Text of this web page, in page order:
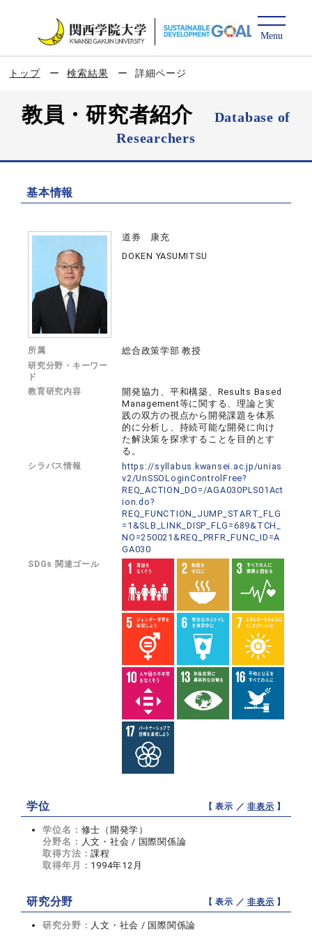
トップ 検索結果 詳細ページ
教員・研究者紹介
Database of
Researchers
基本情報
道券 康充
DOKEN YASUMITSU
所属 総合政策学部 教授
研究分野・キーワー
ド
教育研究内容
開発協力、平和構築、Results Based
Management等に関する、理論と実
践の双方の視点から開発課題を体系
的に分析し、持続可能な開発に向け
た解決策を探求することを目的とす
る。
シラバス情報
https://syllabus.kwansei.ac.jp/unias
v2/UnSSOLoginControlFree?
REQ_ACTION_DO=/AGA030PLS01Act
ion.do?
REQ_FUNCTION_JUMP_START_FLG
=1&SLB_LINK_DISP_FLG=689&TCH_
NO=250021&REQ_PRFR_FUNC_ID=A
GA030
SDGs 関連ゴール
学位 【 表示 ／非表示 】
学位名： 修士（開発学）
分野名： 人文・社会 / 国際関係論
取得方法：課程
取得年月： 1994年12月
研究分野 【 表示 ／非表示 】
研究分野： 人文・社会 / 国際関係論